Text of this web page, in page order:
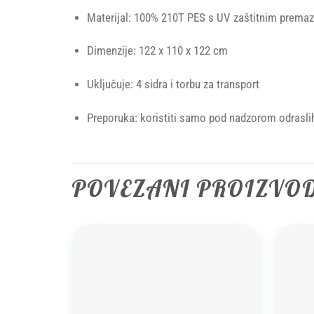
Materijal: 100% 210T PES s UV zaštitnim
Dimenzije: 122 x 110 x 122 cm
Uključuje: 4 sidra i torbu za transport
Preporuka: koristiti samo pod nadzorom
POVEZANI